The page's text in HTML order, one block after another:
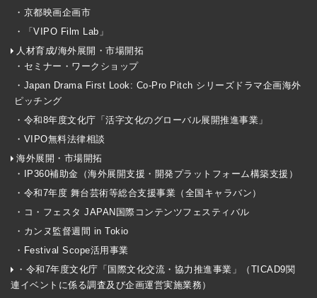
・京都映画企画市
・「VIPO Film Lab」
人材育成/海外展開・市場開拓
・セミナー・ワークショップ
・Japan Drama First Look: Co-Pro Pitch シリーズドラマ企画海外
ピッチング
・令和8年度文化庁「活字文化のグローバル展開推進事業」
・VIPO無料法律相談
海外展開・市場開拓
・IP360補助金（海外展開支援・開発プラットフォーム構築支援）
・令和7年度 舞台芸術等総合支援事業（全国キャラバン）
・コ・フェスタ JAPAN国際コンテンツフェスティバル
・カンヌ監督週間 in Tokio
・Festival Scope活用事業
・令和7年度文化庁「国際文化交流・協力推進事業」（TICAD9関
連イベントに係る調査及び企画運営実施業務）